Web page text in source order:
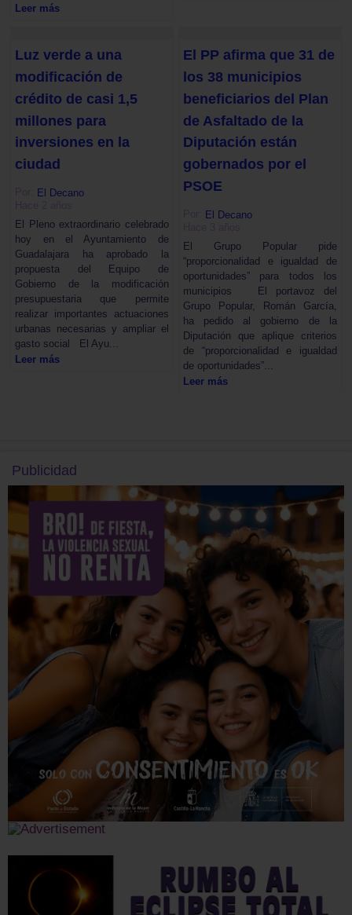
Leer más
Luz verde a una
modificación de
crédito de casi 1,5
millones para
inversiones en la
ciudad
El Decano
El Pleno extraordinario celebrado
hoy en el Ayuntamiento de
Guadalajara ha aprobado la
propuesta del Equipo de
Gobierno de la modificación
presupuestaria que permite
realizar importantes actuaciones
urbanas necesarias y ampliar el
gasto social El Ayu...
Leer más
El PP afirma que 31 de
los 38 municipios
beneficiarios del Plan
de Asfaltado de la
Diputación están
gobernados por el
PSOE
El Decano
El Grupo Popular pide
“proporcionalidad e igualdad de
oportunidades” para todos los
municipios El portavoz del
Grupo Popular, Román García,
ha pedido al gobierno de la
Diputación que aplique criterios
de “proporcionalidad e igualdad
de oportunidades”...
Leer más
Publicidad